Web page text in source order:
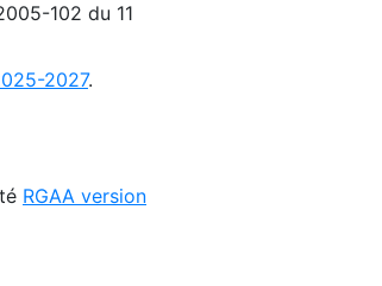
102 du 11
2027.
RGAA version